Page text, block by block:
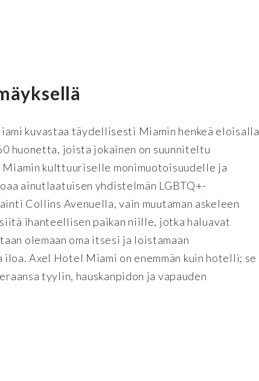
kuvastaa täydellisesti Miamin henkeä eloisalla
huonetta, joista jokainen on suunniteltu
kulttuuriselle monimuotoisuudelle ja
ainutlaatuisen yhdistelmän LGBTQ+-
Collins Avenuella, vain muutaman askeleen
ihanteellisen paikan niille, jotka haluavat
olemaan oma itsesi ja loistamaan
Axel Hotel Miami on enemmän kuin hotelli; se
tyylin, hauskanpidon ja vapauden